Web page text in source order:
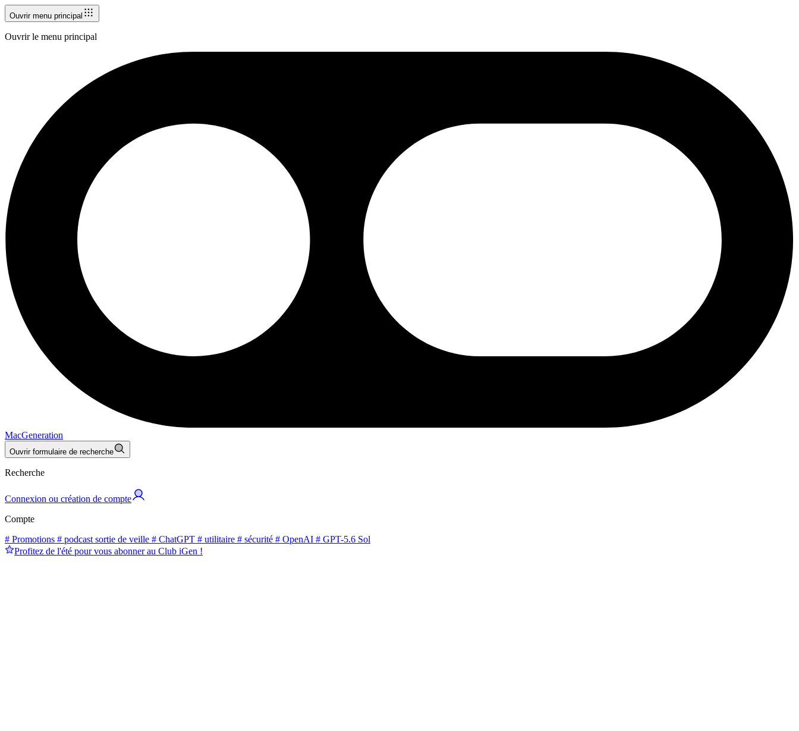
Ouvrir menu principal
Ouvrir le menu principal
MacGeneration
Ouvrir formulaire de recherche
Recherche
Connexion ou création de compte
Compte
# Promotions # podcast sortie de veille # ChatGPT # utilitaire # sécurité # OpenAI # GPT-5.6 Sol
Profitez de l'été pour vous abonner au Club iGen !